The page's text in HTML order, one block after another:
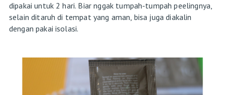
dipakai untuk 2 hari. Biar nggak tumpah-tumpah peelingnya,
selain ditaruh di tempat yang aman, bisa juga diakalin
dengan pakai isolasi.